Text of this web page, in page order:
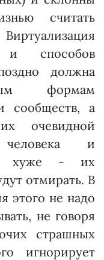
считать
и способов
должна
формам
сообществ, а
очевидной
и
хуже - их
отмирать. В
этого не надо
не говоря
страшных
игнори­рует